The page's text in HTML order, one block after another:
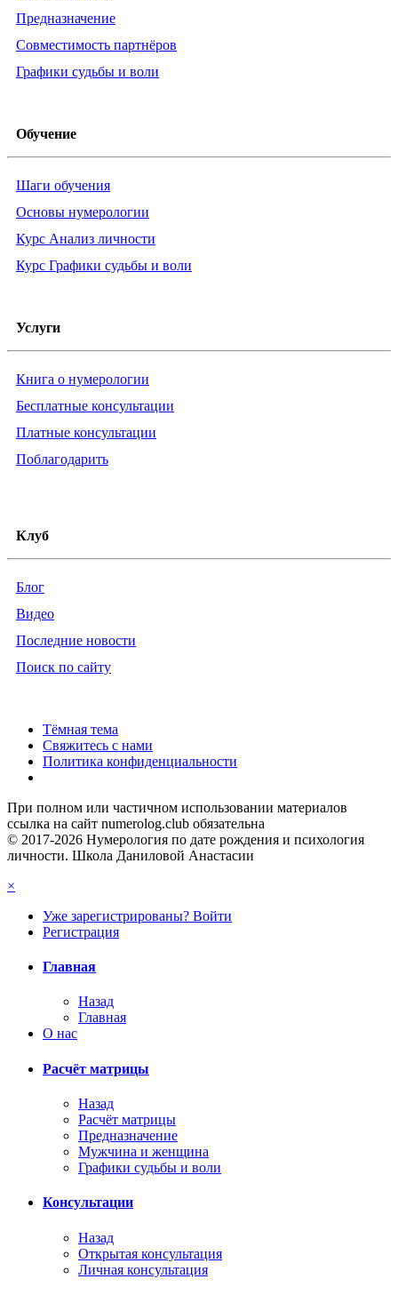
Предназначение
Совместимость партнёров
Графики судьбы и воли
Обучение
Шаги обучения
Основы нумерологии
Курс Анализ личности
Курс Графики судьбы и воли
Услуги
Книга о нумерологии
Бесплатные консультации
Платные консультации
Поблагодарить
Клуб
Блог
Видео
Последние новости
Поиск по сайту
Тёмная тема
Свяжитесь с нами
Политика конфиденциальности
При полном или частичном использовании материалов
ссылка на сайт numerolog.club обязательна
© 2017-2026 Нумерология по дате рождения и психология
личности. Школа Даниловой Анастасии
×
Уже зарегистрированы? Войти
Регистрация
Главная
Назад
Главная
О нас
Расчёт матрицы
Назад
Расчёт матрицы
Предназначение
Мужчина и женщина
Графики судьбы и воли
Консультации
Назад
Открытая консультация
Личная консультация